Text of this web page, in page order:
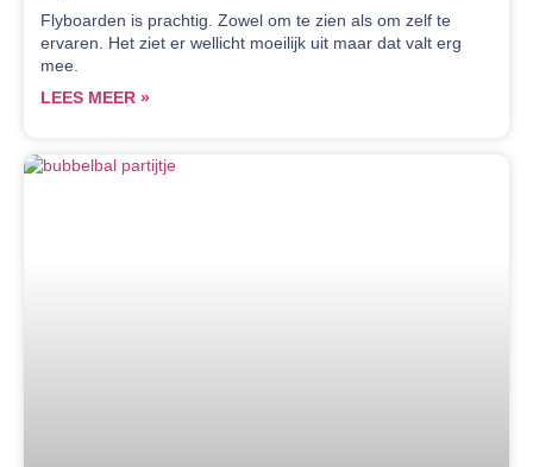
Flyboarden is prachtig. Zowel om te zien als om zelf te
ervaren. Het ziet er wellicht moeilijk uit maar dat valt erg
mee.
LEES MEER »